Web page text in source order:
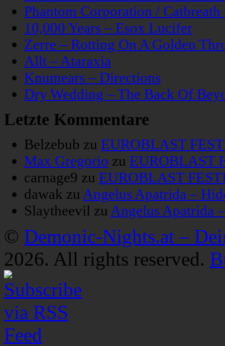
Phantom Corporation /
10,000 Years – Esox Lucifer
Zerre – Rotting On A Golden
Allt – Ataraxia
Knumears – Directions
Dry Wedding – The Back Of
Letzte Kommentare
Belzebub zu EUROBLAST
Max Gregorio zu EUROBLAST
carnage9 zu EUROBLAST
dawak zu Angelus Apatrida –
Slaytheevil zu Angelus Apatrida
© Demonic-Nights.at –
2026. All rights reserved.